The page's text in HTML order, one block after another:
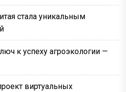
стала уникальным
к успеху агроэкологии —
виртуальных